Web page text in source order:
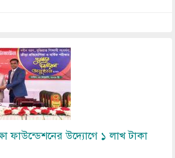
ফাউন্ডেশনের উদ্যোগে ১ লাখ টাকা